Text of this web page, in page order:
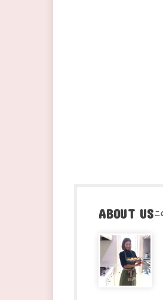
ABOUT US